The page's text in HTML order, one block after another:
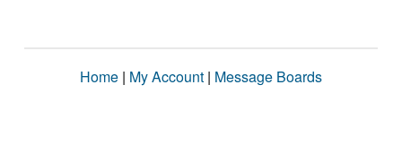
Home | My Account | Message Boards